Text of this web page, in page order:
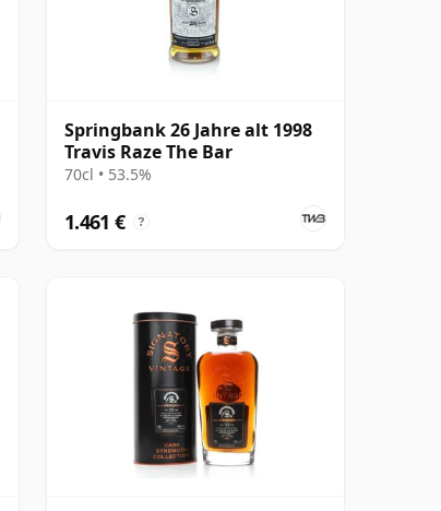
Springbank 26 Jahre alt 1998
Travis Raze The Bar
70cl • 53.5%
1.461 € ?